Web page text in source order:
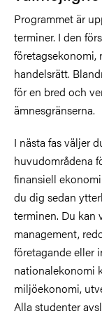
Programmet är
terminer. I den
företagsekonomi,
handelsrätt.
för en bred och
ämnesgränserna.
I nästa fas väljer
huvudområdena
finansiell
du dig sedan
terminen. Du kan
management,
företagande eller
nationalekonomi
miljöekonomi,
Alla studenter